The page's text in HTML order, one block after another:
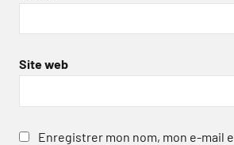
Site web
Enregistrer mon nom, mon e-mail